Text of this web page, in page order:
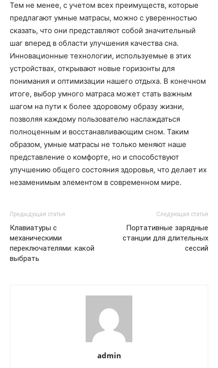
Тем не менее, с учетом всех преимуществ, которые
предлагают умные матрасы, можно с уверенностью
сказать, что они представляют собой значительный
шаг вперед в области улучшения качества сна.
Инновационные технологии, используемые в этих
устройствах, открывают новые горизонты для
понимания и оптимизации нашего отдыха. В конечном
итоге, выбор умного матраса может стать важным
шагом на пути к более здоровому образу жизни,
позволяя каждому пользователю наслаждаться
полноценным и восстанавливающим сном. Таким
образом, умные матрасы не только меняют наше
представление о комфорте, но и способствуют
улучшению общего состояния здоровья, что делает их
незаменимым элементом в современном мире.
Предыдущая статья
Клавиатуры с
механическими
переключателями: какой
выбрать
Следующая статья
Портативные зарядные
станции для длительных
сессий
admin